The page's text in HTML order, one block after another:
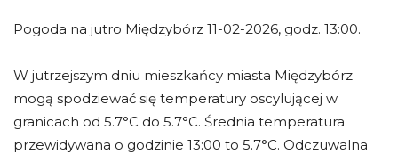
Pogoda na jutro Międzybórz 11-02-2026, godz. 13:00.
W jutrzejszym dniu mieszkańcy miasta Międzybórz
mogą spodziewać się temperatury oscylującej w
granicach od 5.7°C do 5.7°C. Średnia temperatura
przewidywana o godzinie 13:00 to 5.7°C. Odczuwalna